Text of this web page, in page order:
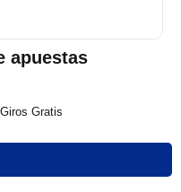
apuestas
Gratis